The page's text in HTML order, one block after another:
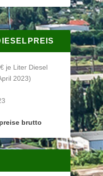
je Liter Diesel
2023)
brutto